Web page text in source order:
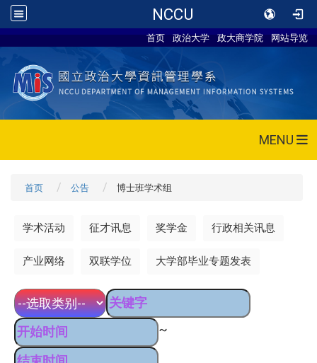
NCCU
首页 政治大学 政大商学院 网站导览
MENU
首页 公告 博士班学术组
学术活动 征才讯息 奖学金 行政相关讯息
产业网络 双联学位 大学部毕业专题发表
~